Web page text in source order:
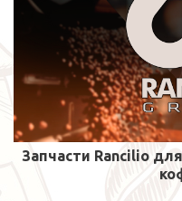
Запчасти Rancilio